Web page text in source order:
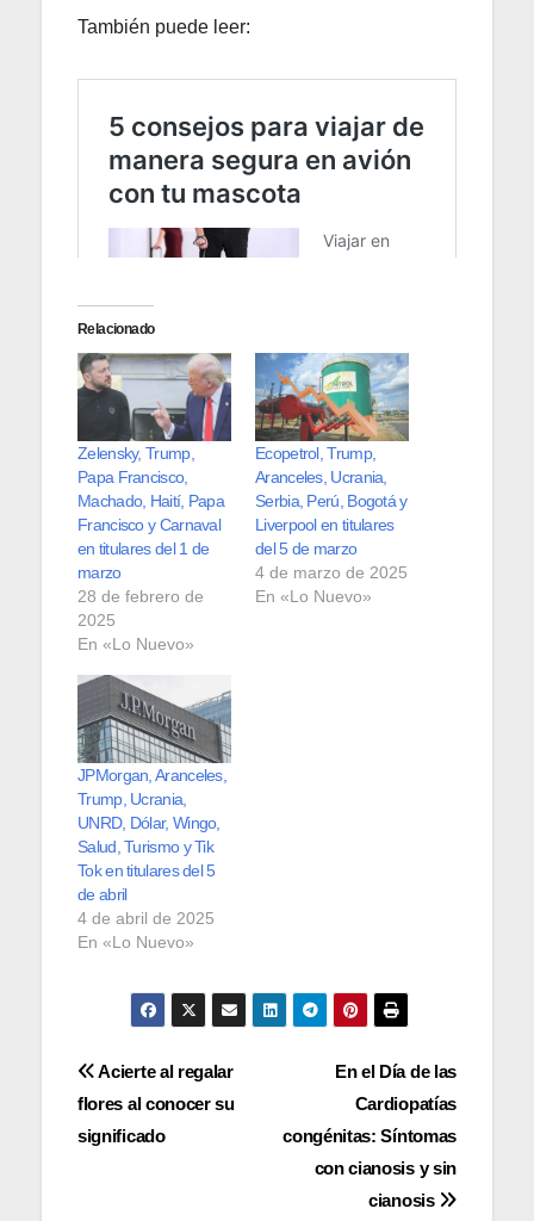
También puede leer:
Relacionado
Zelensky, Trump,
Papa Francisco,
Machado, Haití, Papa
Francisco y Carnaval
en titulares del 1 de
marzo
28 de febrero de
2025
En «Lo Nuevo»
Ecopetrol, Trump,
Aranceles, Ucrania,
Serbia, Perú, Bogotá y
Liverpool en titulares
del 5 de marzo
4 de marzo de 2025
En «Lo Nuevo»
JPMorgan, Aranceles,
Trump, Ucrania,
UNRD, Dólar, Wingo,
Salud, Turismo y Tik
Tok en titulares del 5
de abril
4 de abril de 2025
En «Lo Nuevo»
Navegación
de
En el Día de las
Cardiopatías
congénitas: Síntomas
con cianosis y sin
cianosis
Acierte al regalar
flores al conocer su
significado